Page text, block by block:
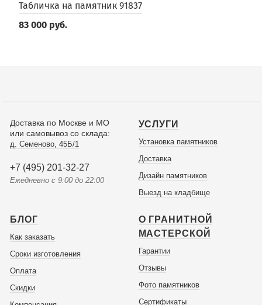
Табличка на памятник 91837
83 000 руб.
Доставка по Москве и МО
или самовывоз со склада:
д. Семеново, 45Б/1
+7 (495) 201-32-27
Ежедневно с 9:00 до 22:00
УСЛУГИ
Установка памятников
Доставка
Дизайн памятников
Выезд на кладбище
БЛОГ
Как заказать
Сроки изготовления
Оплата
Скидки
О ГРАНИТНОЙ
МАСТЕРСКОЙ
Гарантии
Отзывы
Фото памятников
Сертификаты